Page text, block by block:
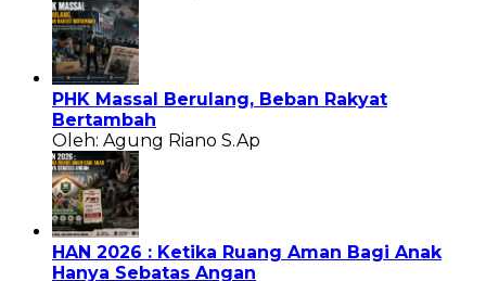
PHK Massal Berulang, Beban Rakyat
Bertambah
Oleh: Agung Riano S.Ap
HAN 2026 : Ketika Ruang Aman Bagi Anak
Hanya Sebatas Angan